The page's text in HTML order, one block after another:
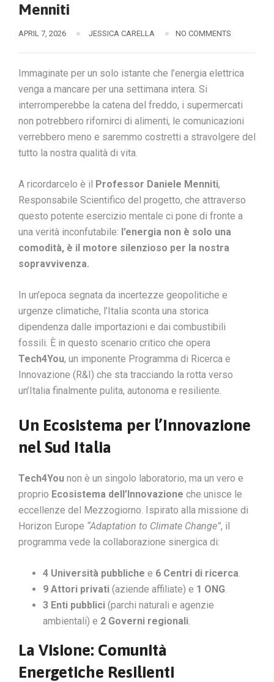
Menniti
APRIL 7, 2026 JESSICA CARELLA NO COMMENTS
Immaginate per un solo istante che l’energia elettrica
venga a mancare per una settimana intera. Si
interromperebbe la catena del freddo, i supermercati
non potrebbero rifornirci di alimenti, le comunicazioni
verrebbero meno e saremmo costretti a stravolgere del
tutto la nostra qualità di vita.
A ricordarcelo è il Professor Daniele Menniti,
Responsabile Scientifico del progetto, che attraverso
questo potente esercizio mentale ci pone di fronte a
una verità inconfutabile: l’energia non è solo una
comodità, è il motore silenzioso per la nostra
sopravvivenza.
In un’epoca segnata da incertezze geopolitiche e
urgenze climatiche, l’Italia sconta una storica
dipendenza dalle importazioni e dai combustibili
fossili. È in questo scenario critico che opera
Tech4You, un imponente Programma di Ricerca e
Innovazione (R&I) che sta tracciando la rotta verso
un’Italia finalmente pulita, autonoma e resiliente.
Un Ecosistema per l’Innovazione
nel Sud Italia
Tech4You non è un singolo laboratorio, ma un vero e
proprio Ecosistema dell’Innovazione che unisce le
eccellenze del Mezzogiorno. Ispirato alla missione di
Horizon Europe “Adaptation to Climate Change”, il
programma vede la collaborazione sinergica di:
4 Università pubbliche e 6 Centri di ricerca.
9 Attori privati (aziende affiliate) e 1 ONG.
3 Enti pubblici (parchi naturali e agenzie
ambientali) e 2 Governi regionali.
La Visione: Comunità
Energetiche Resilienti